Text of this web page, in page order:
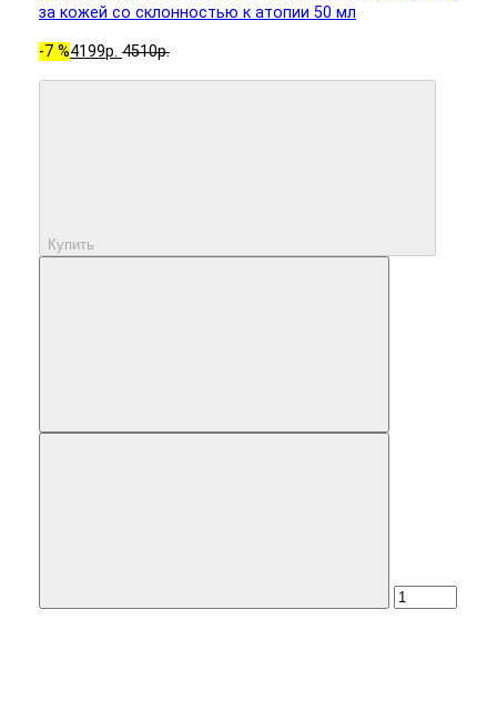
за кожей со склонностью к атопии 50 мл
-7 %4199р. 4510р.
Купить